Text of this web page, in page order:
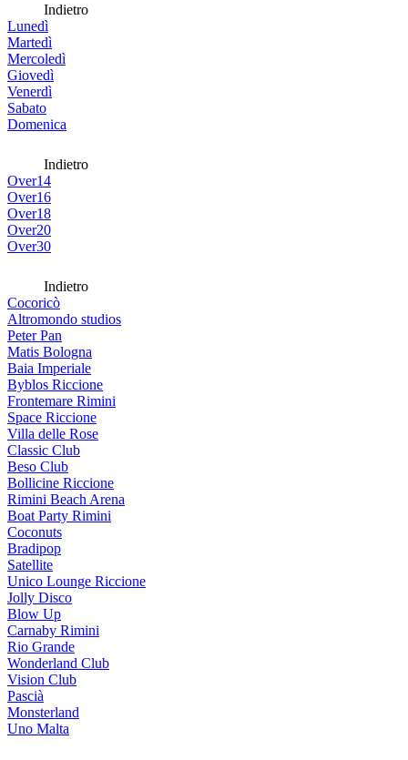
Indietro
Lunedì
Martedì
Mercoledì
Giovedì
Venerdì
Sabato
Domenica
Indietro
Over14
Over16
Over18
Over20
Over30
Indietro
Cocoricò
Altromondo studios
Peter Pan
Matis Bologna
Baia Imperiale
Byblos Riccione
Frontemare Rimini
Space Riccione
Villa delle Rose
Classic Club
Beso Club
Bollicine Riccione
Rimini Beach Arena
Boat Party Rimini
Coconuts
Bradipop
Satellite
Unico Lounge Riccione
Jolly Disco
Blow Up
Carnaby Rimini
Rio Grande
Wonderland Club
Vision Club
Pascià
Monsterland
Uno Malta